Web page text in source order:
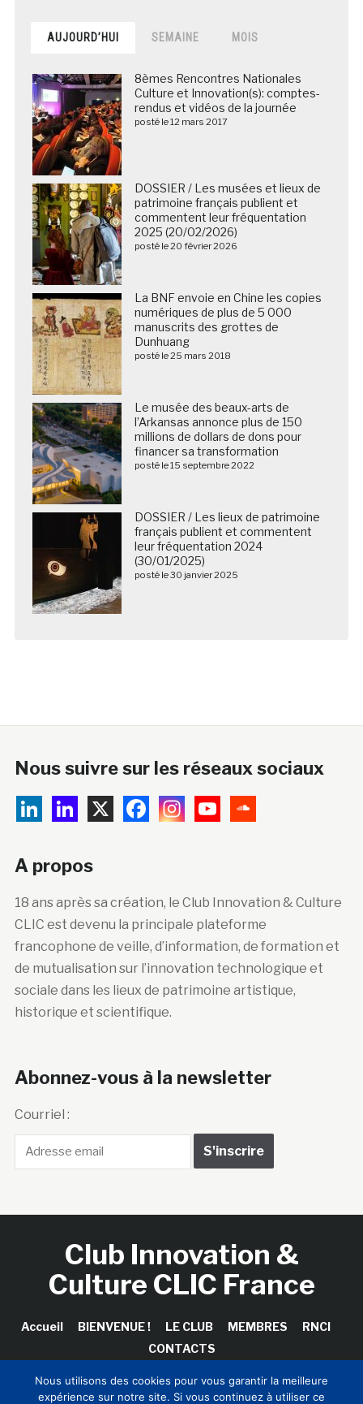
AUJOURD’HUI SEMAINE MOIS
8èmes Rencontres Nationales
Culture et Innovation(s): comptes-
rendus et vidéos de la journée
posté le 12 mars 2017
DOSSIER / Les musées et lieux de
patrimoine français publient et
commentent leur fréquentation
2025 (20/02/2026)
posté le 20 février 2026
La BNF envoie en Chine les copies
numériques de plus de 5 000
manuscrits des grottes de
Dunhuang
posté le 25 mars 2018
Le musée des beaux-arts de
l’Arkansas annonce plus de 150
millions de dollars de dons pour
financer sa transformation
posté le 15 septembre 2022
DOSSIER / Les lieux de patrimoine
français publient et commentent
leur fréquentation 2024
(30/01/2025)
posté le 30 janvier 2025
Nous suivre sur les réseaux sociaux
A propos
18 ans après sa création, le Club Innovation & Culture
CLIC est devenu la principale plateforme
francophone de veille, d’information, de formation et
de mutualisation sur l’innovation technologique et
sociale dans les lieux de patrimoine artistique,
historique et scientifique.
Abonnez-vous à la newsletter
Courriel :
Club Innovation &
Culture CLIC France
Accueil BIENVENUE ! LE CLUB MEMBRES
RNCI
CONTACTS
Nous utilisons des cookies pour vous garantir la meilleure
expérience sur notre site. Si vous continuez à utiliser ce